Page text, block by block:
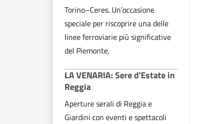
Torino–Ceres. Un’occasione
speciale per riscoprire una delle
linee ferroviarie più significative
del Piemonte,
LA VENARIA: Sere d'Estate in
Reggia
Aperture serali di Reggia e
Giardini con eventi e spettacoli